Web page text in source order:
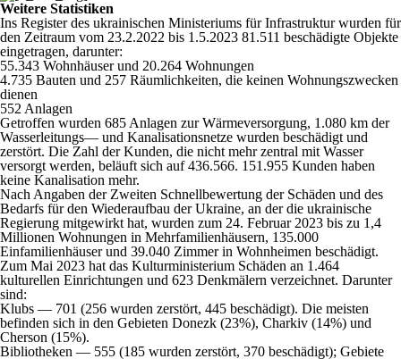
Weitere Statistiken
Ins Register des ukrainischen Ministeriums für Infrastruktur wurden für
den Zeitraum vom 23.2.2022 bis 1.5.2023 81.511 beschädigte Objekte
eingetragen, darunter:
55.343 Wohnhäuser und 20.264 Wohnungen
4.735 Bauten und 257 Räumlichkeiten, die keinen Wohnungszwecken
dienen
552 Anlagen
Getroffen wurden 685 Anlagen zur Wärmeversorgung, 1.080 km der
Wasserleitungs— und Kanalisationsnetze wurden beschädigt und
zerstört. Die Zahl der Kunden, die nicht mehr zentral mit Wasser
versorgt werden, beläuft sich auf 436.566. 151.955 Kunden haben
keine Kanalisation mehr.
Nach Angaben der Zweiten Schnellbewertung der Schäden und des
Bedarfs für den Wiederaufbau der Ukraine, an der die ukrainische
Regierung mitgewirkt hat, wurden zum 24. Februar 2023 bis zu 1,4
Millionen Wohnungen in Mehrfamilienhäusern, 135.000
Einfamilienhäuser und 39.040 Zimmer in Wohnheimen beschädigt.
Zum Mai 2023 hat das Kulturministerium Schäden an 1.464
kulturellen Einrichtungen und 623 Denkmälern verzeichnet. Darunter
sind:
Klubs — 701 (256 wurden zerstört, 445 beschädigt). Die meisten
befinden sich in den Gebieten Donezk (23%), Charkiv (14%) und
Cherson (15%).
Bibliotheken — 555 (185 wurden zerstört, 370 beschädigt); Gebiete